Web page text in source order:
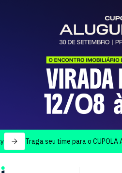
Traga seu time para o CUPOLA Aluguel